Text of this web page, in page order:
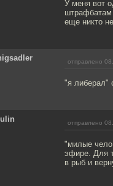
У меня вот
штрафбатам
еще никто
отправлено
"я либерал"
отправлено
"милые
эфире. Для
в рыб и